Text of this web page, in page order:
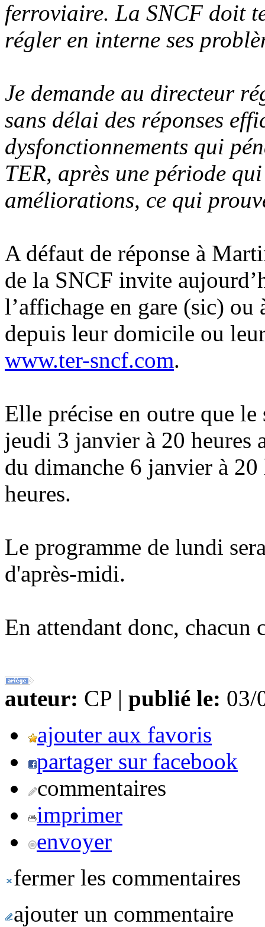
ferroviaire. La SNCF doit
régler en interne ses
Je demande au directeur
sans délai des réponses
dysfonctionnements qui
TER, après une période
améliorations, ce qui
A défaut de réponse à
de la SNCF invite
l’affichage en gare (sic) ou
depuis leur domicile ou
www.ter-sncf.com.
Elle précise en outre que
jeudi 3 janvier à 20 heures
du dimanche 6 janvier à
heures.
Le programme de lundi
d'après-midi.
En attendant donc,
auteur: CP | publié le: 03/
ajouter aux favoris
partager sur facebook
commentaires
imprimer
envoyer
fermer les commentaires
ajouter un commentaire